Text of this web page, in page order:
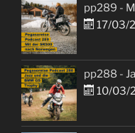
pp289 -
17/03/
pp288 -
10/03/